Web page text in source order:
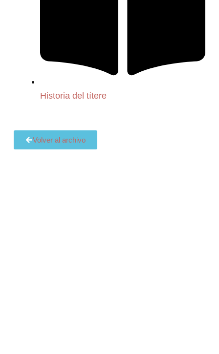
Historia del títere
Volver al archivo